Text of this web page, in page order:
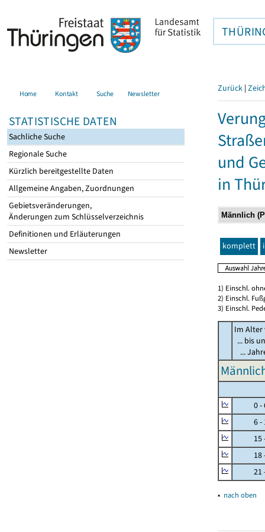
Home Kontakt Suche Newsletter
STATISTISCHE DATEN
Sachliche Suche
Regionale Suche
Kürzlich bereitgestellte Daten
Allgemeine Angaben, Zuordnungen
Gebietsveränderungen,
Änderungen zum Schlüsselverzeichnis
Definitionen und Erläuterungen
Newsletter
Zurück |
und
in
komplett
1) Einschl.
2) Einschl.
3) Einschl.
Im Alter
... bis
...
0 -
6 -
15 -
18 -
21 -
▴ nach oben